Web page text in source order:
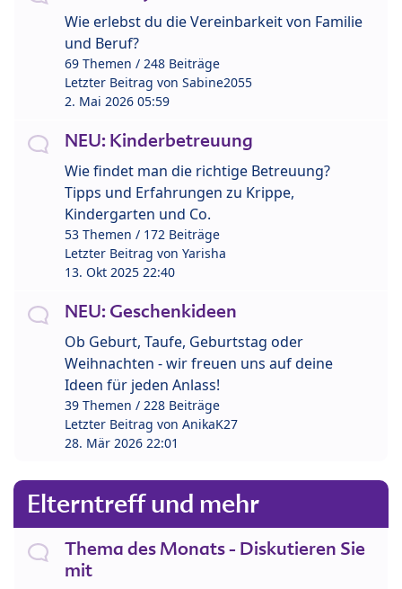
Wie erlebst du die Vereinbarkeit von Familie
und Beruf?
69 Themen / 248 Beiträge
Letzter Beitrag von Sabine2055
2. Mai 2026 05:59
NEU: Kinderbetreuung
Wie findet man die richtige Betreuung?
Tipps und Erfahrungen zu Krippe,
Kindergarten und Co.
53 Themen / 172 Beiträge
Letzter Beitrag von Yarisha
13. Okt 2025 22:40
NEU: Geschenkideen
Ob Geburt, Taufe, Geburtstag oder
Weihnachten - wir freuen uns auf deine
Ideen für jeden Anlass!
39 Themen / 228 Beiträge
Letzter Beitrag von AnikaK27
28. Mär 2026 22:01
Elterntreff und mehr
Thema des Monats - Diskutieren Sie
mit